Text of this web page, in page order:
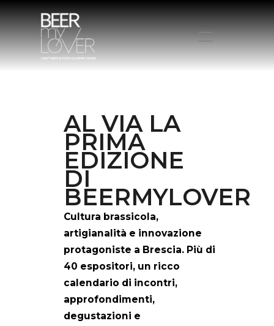
PROGRAMMA
VISITA
ESPONI
PROTAGONISTI
ELENCO ESPOSITORI
NEWS
CONTATTI
ACQUISTA BIGLIETTO
AL VIA LA
PRIMA
EDIZIONE
DI
BEERMYLOVER
Cultura brassicola,
artigianalità e innovazione
protagoniste a Brescia. Più di
40 espositori, un ricco
calendario di incontri,
approfondimenti,
degustazioni e